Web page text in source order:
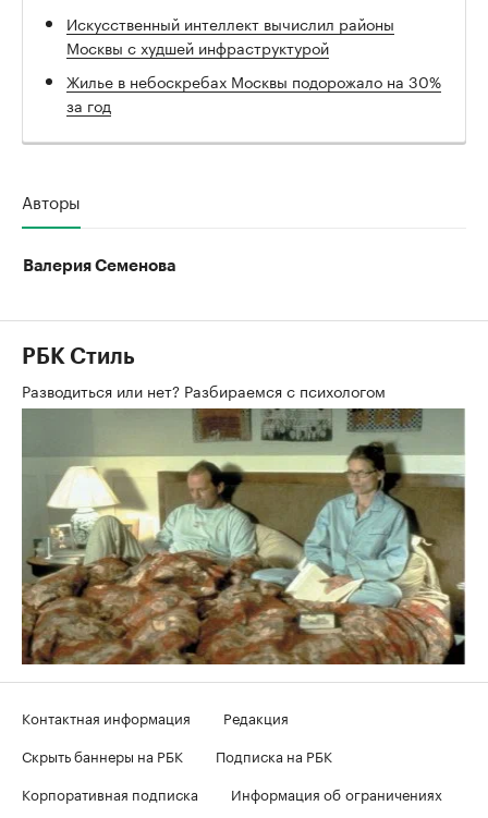
Искусственный интеллект вычислил районы
Москвы с худшей инфраструктурой
Жилье в небоскребах Москвы подорожало на 30%
за год
Авторы
Валерия Семенова
РБК Стиль
Разводиться или нет? Разбираемся с психологом
Контактная информация
Редакция
Скрыть баннеры на РБК
Подписка на РБК
Корпоративная подписка
Информация об ограничениях